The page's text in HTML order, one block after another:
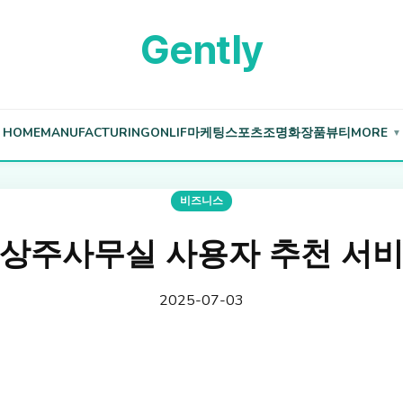
Gently
HOMEMANUFACTURINGONLIF마케팅스포츠조명화장품뷰티MORE ▼
비즈니스
주사무실 사용자 추천 서
2025-07-03